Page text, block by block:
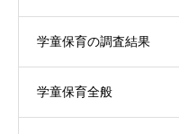
学童保育の調査結果
学童保育全般